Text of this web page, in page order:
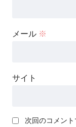
メール ※
サイト
次回のコメン